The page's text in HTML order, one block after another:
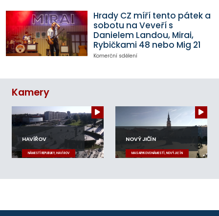
Hrady CZ míří tento pátek a
sobotu na Veveří s
Danielem Landou, Mirai,
Rybičkami 48 nebo Mig 21
Komerční sdělení
Kamery
HAVÍŘOV
NÁMĚSTÍ REPUBLIKY, HAVÍŘOV
NOVÝ JIČÍN
MASARYKOVO NÁMĚSTÍ, NOVÝ JIČÍN